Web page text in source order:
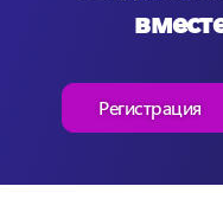
Регистрация